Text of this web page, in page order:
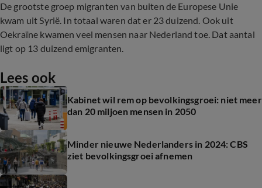
De grootste groep migranten van buiten de Europese Unie
kwam uit Syrië. In totaal waren dat er 23 duizend. Ook uit
Oekraïne kwamen veel mensen naar Nederland toe. Dat aantal
ligt op 13 duizend emigranten.
Lees ook
Kabinet wil rem op bevolkingsgroei: niet meer
dan 20 miljoen mensen in 2050
Minder nieuwe Nederlanders in 2024: CBS
ziet bevolkingsgroei afnemen